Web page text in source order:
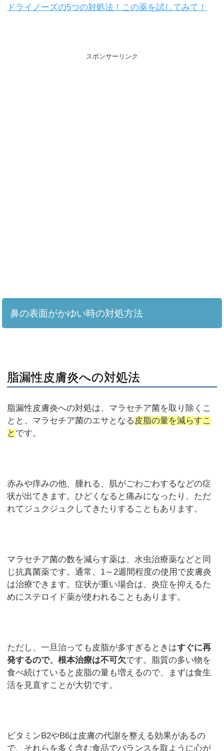
ドライノーズの5つの対処法！この薬を試してみて！
スポンサーリンク
鼻の表面がかゆい時の対処方法
脂漏性皮膚炎への対処法
脂漏性皮膚炎への対処は、マラセチア菌を取り除くこ
とと、マラセチア菌のエサとなる 皮脂の量を減らすこ
と です。
赤みや痒みの他、腫れる、肌がごわごわするなどの症
状が出てきます。ひどくなると痛みになったり、ただ
れてジュクジュクしてきたりすることもあります。
マラセチア菌の数を減らす薬は、水虫治療薬などと同
じ抗真菌薬です。通常、1～2週間程度の使用で皮膚炎
は治療できます。症状が重い場合は、炎症を抑えるた
めにステロイド薬が使われることもあります。
ただし、一旦治っても皮脂が多すぎるときはすぐに再
発するので、根本治療は不可欠です。脂質の多い物を
食べ続けていると皮脂の量も増えるので、まずは食生
活を見直すことが大切です。
ビタミンB2やB6は皮膚の代謝を整える効果があるの
で、それらを多く含む食品でバランスを取ように心が